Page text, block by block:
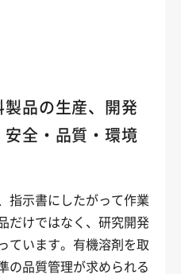
品の生産、開発
全・品質・環境
指示書にしたがって作業
だけではなく、研究開発
ています。有機溶剤を取
の品質管理が求められる